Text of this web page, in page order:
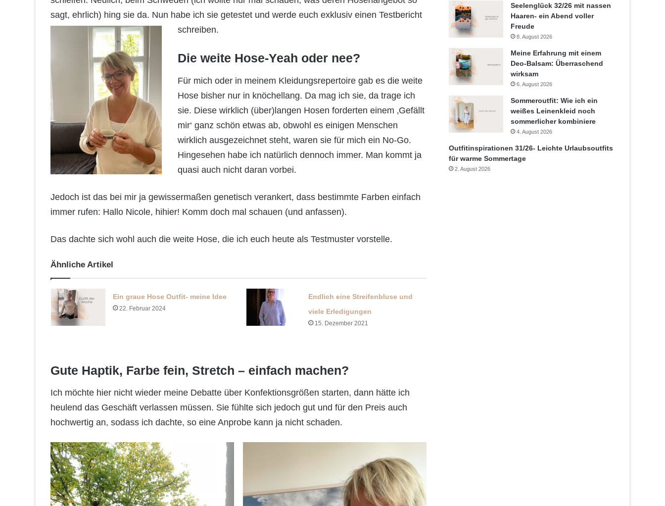
sagt, ehrlich) hing sie da. Nun habe ich sie getestet und werde euch exklusiv einen Testbericht
schreiben.
Die weite Hose-Yeah oder nee?
Für mich oder in meinem Kleidungsrepertoire gab es die weite
Hose bisher nur in knöchellang. Da mag ich sie, da trage ich
sie. Diese wirklich (über)langen Hosen forderten einem ‚Gefällt
mir‘ ganz schön etwas ab, obwohl es einigen Menschen
wirklich ausgezeichnet steht, waren sie für mich ein No-Go.
Hingesehen habe ich natürlich dennoch immer. Man kommt ja
quasi auch nicht daran vorbei.
Jedoch ist das bei mir ja gewissermaßen genetisch verankert, dass bestimmte Farben einfach
immer rufen: Hallo Nicole, hihier! Komm doch mal schauen (und anfassen).
Das dachte sich wohl auch die weite Hose, die ich euch heute als Testmuster vorstelle.
Ähnliche Artikel
Ein graue Hose Outfit- meine Idee
22. Februar 2024
Endlich eine Streifenbluse und
viele Erledigungen
15. Dezember 2021
Gute Haptik, Farbe fein, Stretch – einfach machen?
Ich möchte hier nicht wieder meine Debatte über Konfektionsgrößen starten, dann hätte ich
heulend das Geschäft verlassen müssen. Sie fühlte sich jedoch gut und für den Preis auch
hochwertig an, sodass ich dachte, so eine Anprobe kann ja nicht schaden.
Seelenglück 32/26 mit nassen
Haaren- ein Abend voller
Freude
8. August 2026
Meine Erfahrung mit einem
Deo-Balsam: Überraschend
wirksam
6. August 2026
Sommeroutfit: Wie ich ein
weißes Leinenkleid noch
sommerlicher kombiniere
4. August 2026
Outfitinspirationen 31/26- Leichte Urlaubsoutfits
für warme Sommertage
2. August 2026